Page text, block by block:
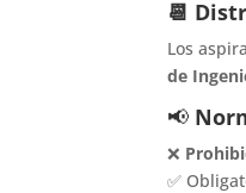
📆
Los
de
📢
❌
✅